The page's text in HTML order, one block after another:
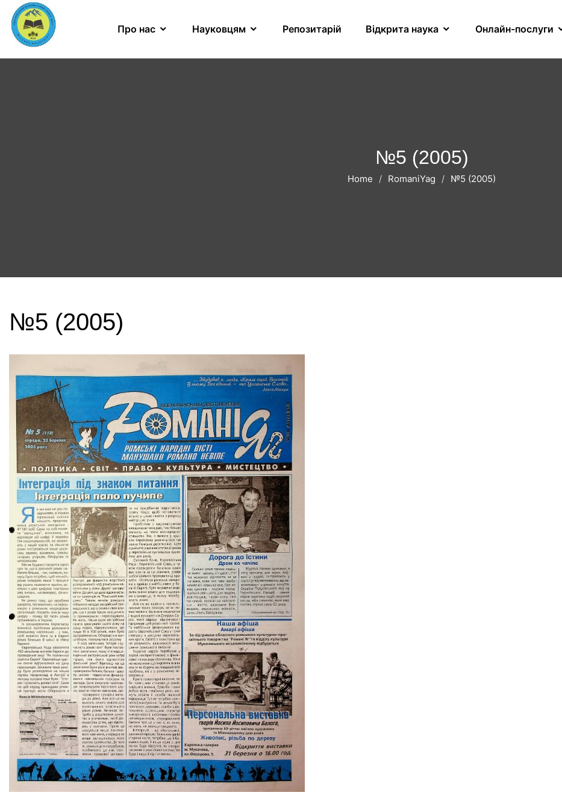
Про нас Науковцям Репозитарій Відкрита наука Онлайн-послуги
№5 (2005)
Home RomaniYag №5 (2005)
№5 (2005)